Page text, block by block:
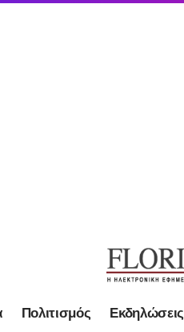
Πολιτισμός Εκδηλώσεις